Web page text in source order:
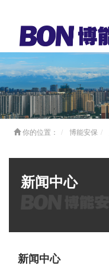
你的位置： 博能安保
新闻中心
新闻中心